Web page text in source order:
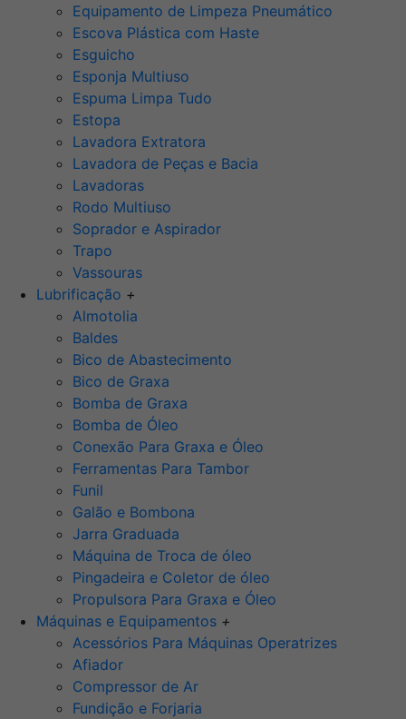
Equipamento de Limpeza Pneumático
Escova Plástica com Haste
Esguicho
Esponja Multiuso
Espuma Limpa Tudo
Estopa
Lavadora Extratora
Lavadora de Peças e Bacia
Lavadoras
Rodo Multiuso
Soprador e Aspirador
Trapo
Vassouras
Lubrificação +
Almotolia
Baldes
Bico de Abastecimento
Bico de Graxa
Bomba de Graxa
Bomba de Óleo
Conexão Para Graxa e Óleo
Ferramentas Para Tambor
Funil
Galão e Bombona
Jarra Graduada
Máquina de Troca de óleo
Pingadeira e Coletor de óleo
Propulsora Para Graxa e Óleo
Máquinas e Equipamentos +
Acessórios Para Máquinas Operatrizes
Afiador
Compressor de Ar
Fundição e Forjaria